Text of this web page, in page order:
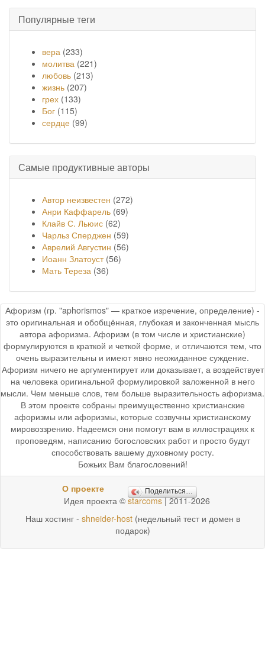
Популярные теги
вера (233)
молитва (221)
любовь (213)
жизнь (207)
грех (133)
Бог (115)
сердце (99)
Самые продуктивные авторы
Автор неизвестен (272)
Анри Каффарель (69)
Клайв С. Льюис (62)
Чарльз Сперджен (59)
Аврелий Августин (56)
Иоанн Златоуст(56)
Мать Тереза (36)
Афоризм (гр. "aphorismos" — краткое изречение, определение) -
это оригинальная и обобщённая, глубокая и законченная мысль
автора афоризма. Афоризм (в том числе и христианские)
формулируются в краткой и четкой форме, и отличаются тем, что
очень выразительны и имеют явно неожиданное суждение.
Афоризм ничего не аргументирует или доказывает, а воздействует
на человека оригинальной формулировкой заложенной в него
мысли. Чем меньше слов, тем больше выразительность афоризма.
В этом проекте собраны преимущественно христианские
афоризмы или афоризмы, которые созвучны христианскому
мировоззрению. Надеемся они помогут вам в иллюстрациях к
проповедям, написанию богословских работ и просто будут
способствовать вашему духовному росту.
Божьих Вам благословений!
О проекте Поделиться…
Идея проекта © starcoms| 2011-2026
Наш хостинг - shneider-host(недельный тест и домен в
подарок)